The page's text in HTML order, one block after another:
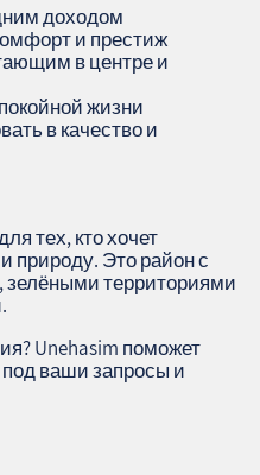
доходом
и престиж
в центре и
жизни
в качество и
тех, кто хочет
природу. Это район с
зелёными территориями
Unehasim поможет
ваши запросы и